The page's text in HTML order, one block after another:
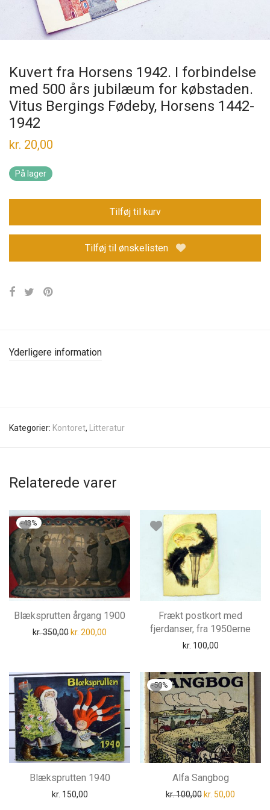
Kuvert fra Horsens 1942. I forbindelse
med 500 års jubilæum for købstaden.
Vitus Bergings Fødeby, Horsens 1442-
1942
kr. 20,00
På lager
Tilføj til kurv
Tilføj til ønskelisten
Yderligere information
Kategorier: Kontoret, Litteratur
Relaterede varer
-43%
Blæksprutten årgang 1900
kr.350,00Den oprindelige pris var: kr. 350,00.
kr. 200,00 Den aktuelle pris er: kr. 200,00.
Frækt postkort med
fjerdanser, fra 1950erne
kr. 100,00
Blæksprutten 1940
kr. 150,00
-50%
Alfa Sangbog
kr.100,00Den oprindelige
kr. 50,00